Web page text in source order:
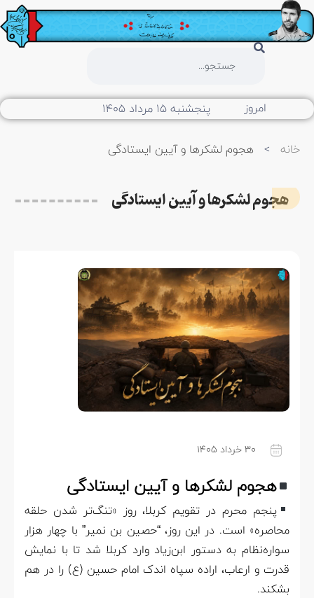
امروز پنجشنبه ۱۵ مرداد ۱۴۰۵
خانه > هجوم لشکرها و آیین ایستادگی
هجوم لشکرها و آیین ایستادگی
۳۰ خرداد ۱۴۰۵
هجوم لشکرها و آیین ایستادگی
پنجم محرم در تقویم کربلا، روز «تنگ‌تر شدن حلقه
محاصره» است. در این روز، “حصین بن نمیر” با چهار هزار
سواره‌نظام به دستور ابن‌زیاد وارد کربلا شد تا با نمایش
قدرت و ارعاب، اراده‌ سپاه اندک امام حسین (ع) را در هم
بشکند.